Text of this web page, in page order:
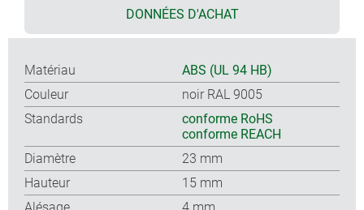
DONNÉES D'ACHAT
Matériau
ABS (UL 94 HB)
Couleur
noir RAL 9005
Standards
conforme RoHS
conforme REACH
Diamètre
23 mm
Hauteur
15 mm